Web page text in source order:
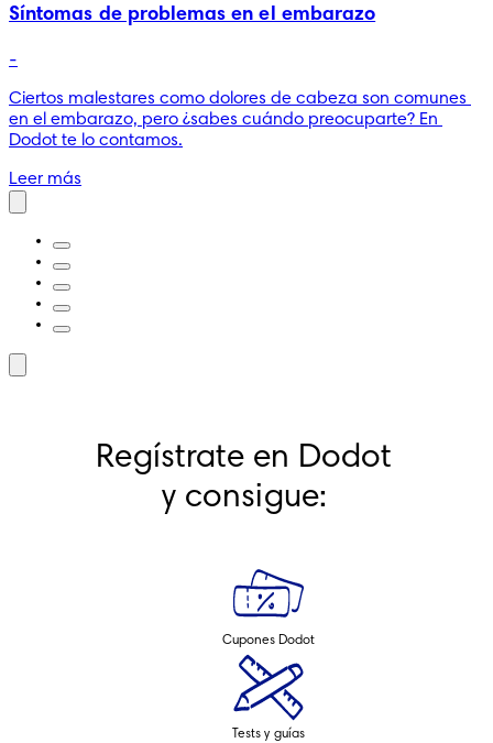
Síntomas de problemas en el embarazo
-
Ciertos malestares como dolores de cabeza son comunes
en el embarazo, pero ¿sabes cuándo preocuparte? En
Dodot te lo contamos.
Leer más
Regístrate en Dodot
y consigue:
Cupones Dodot
Tests y guías